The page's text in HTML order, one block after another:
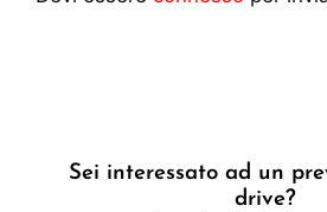
Sei interessato ad un
drive?